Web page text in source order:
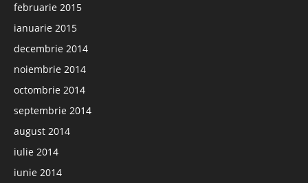
februarie 2015
ianuarie 2015
decembrie 2014
noiembrie 2014
octombrie 2014
septembrie 2014
august 2014
iulie 2014
iunie 2014